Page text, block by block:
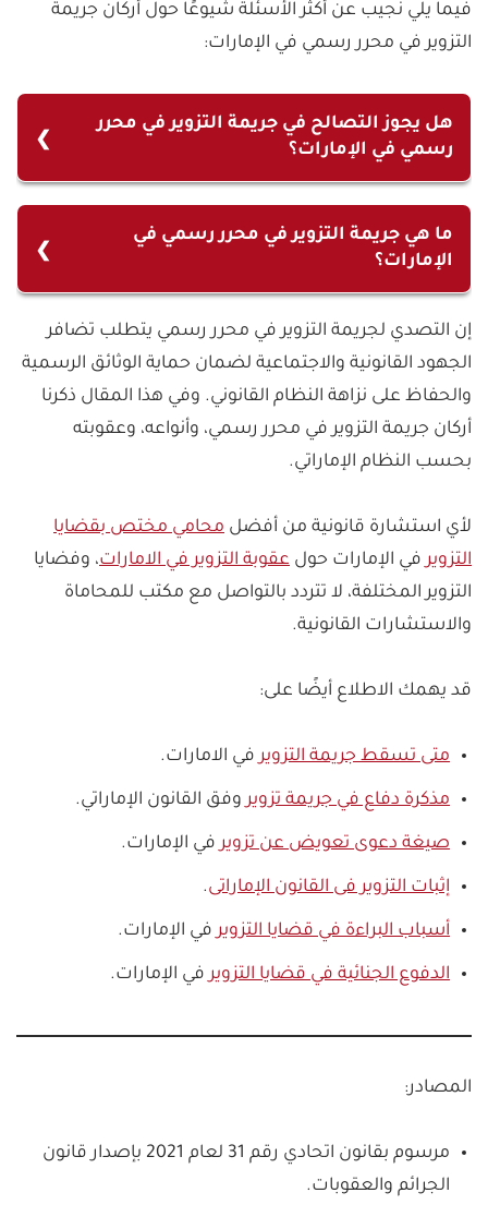
فيما يلي نجيب عن أكثر الأسئلة شيوعًا حول أركان جريمة
التزوير في محرر رسمي في الإمارات:
هل يجوز التصالح في جريمة التزوير في محرر
رسمي في الإمارات؟
الإمارات. وتعتبر هذه الجريمة من الجرائم الكبيرة التي
تمس النظام العام، وبالتالي لا يمكن إنهاء الدعوى
بالتصالح بين الأطراف.
ما هي جريمة التزوير في محرر رسمي في
الإمارات؟
أو تعديل محتوى محرر رسمي بشكل غير قانوني، مما
يؤدي إلى الإضرار بالحقوق القانونية للأفراد أو الجهات.
تشمل هذه الجريمة:
2- تزوير الأختام أو التوقيعات الخاصة بالجهات الحكومية
3- إضافة أو حذف معلومات من المحرر الرسمي.
إن التصدي لجريمة التزوير في محرر رسمي يتطلب تضافر
الجهود القانونية والاجتماعية لضمان حماية الوثائق الرسمية
والحفاظ على نزاهة النظام القانوني. وفي هذا المقال ذكرنا
أركان جريمة التزوير في محرر رسمي، وأنواعه، وعقوبته
بحسب النظام الإماراتي.
لأي استشارة قانونية من أفضل محامي مختص بقضايا
التزوير في الإمارات حول عقوبة التزوير في الامارات، وفضايا
التزوير المختلفة، لا تتردد بالتواصل مع مكتب للمحاماة
والاستشارات القانونية.
قد يهمك الاطلاع أيضًا على:
متى تسقط جريمة التزوير في الامارات.
مذكرة دفاع في جريمة تزوير وفق القانون الإماراتي.
صيغة دعوى تعويض عن تزوير في الإمارات.
إثبات التزوير فى القانون الإماراتى.
أسباب البراءة في قضايا التزوير في الإمارات.
الدفوع الجنائية في قضايا التزوير في الإمارات.
المصادر:
مرسوم بقانون اتحادي رقم 31 لعام 2021 بإصدار قانون
الجرائم والعقوبات.